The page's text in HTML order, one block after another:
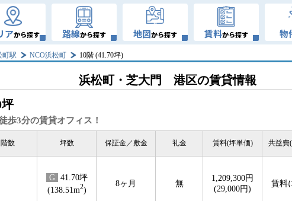
アから探す 路線から探す 地図から探す 賃料から探す 物
町駅 NCO浜松町 10階 (41.70坪)
浜松町・芝大門 港区の賃貸情報
歩3分の賃貸オフィス！
階数 坪数 保証金／敷金 礼金 賃料(坪単価) 共益費
G
41.70坪
(138.51m2)
8ヶ月 無
1,209,300円
(29,000円)
賃料